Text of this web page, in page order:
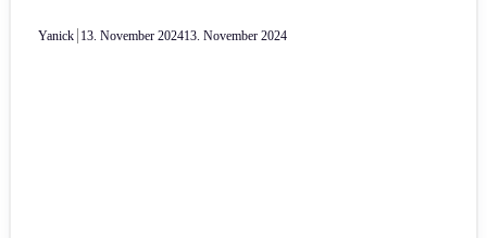
Yanick 13. November 202413. November 2024